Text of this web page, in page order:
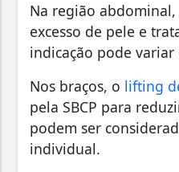
Na região abdominal,
excesso de pele e
indicação pode variar
Nos braços, o lifting
pela SBCP para
podem ser
individual.